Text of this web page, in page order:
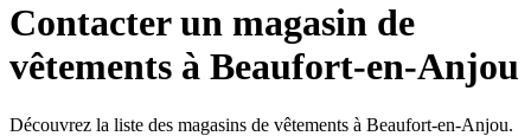
Contacter un magasin de
vêtements à Beaufort-en-Anjou
Découvrez la liste des magasins de vêtements à Beaufort-en-Anjou.